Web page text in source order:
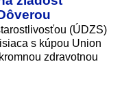
(ÚDZS)
s kúpou Union
zdravotnou